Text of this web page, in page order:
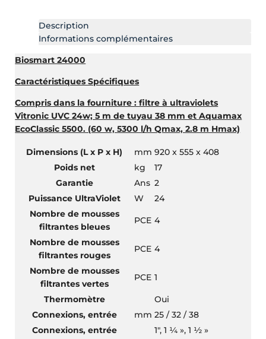
Description
Informations complémentaires
Biosmart 24000
Caractéristiques Spécifiques
Compris dans la fourniture : filtre à ultraviolets
Vitronic UVC 24w; 5 m de tuyau 38 mm et Aquamax
EcoClassic 5500. (60 w, 5300 l/h Qmax, 2.8 m Hmax)
Dimensions (L x P x H) mm 920 x 555 x 408
Poids net
kg
17
Garantie
Ans 2
Puissance UltraViolet
W
24
Nombre de mousses
filtrantes bleues
PCE 4
Nombre de mousses
filtrantes rouges
PCE 4
Nombre de mousses
filtrantes vertes
PCE 1
Thermomètre
Oui
Connexions, entrée
mm 25 / 32 / 38
Connexions, entrée
1″, 1 ¼ », 1 ½ »